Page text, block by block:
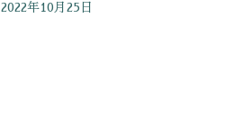
2022年10月25日